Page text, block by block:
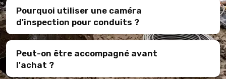
Pourquoi utiliser une caméra
d'inspection pour conduits ?
Peut-on être accompagné avant
l'achat ?